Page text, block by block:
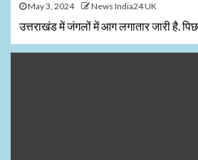
May 3, 2024 News India24 UK
उत्तराखंड में जंगलों में आग लगातार जारी है.